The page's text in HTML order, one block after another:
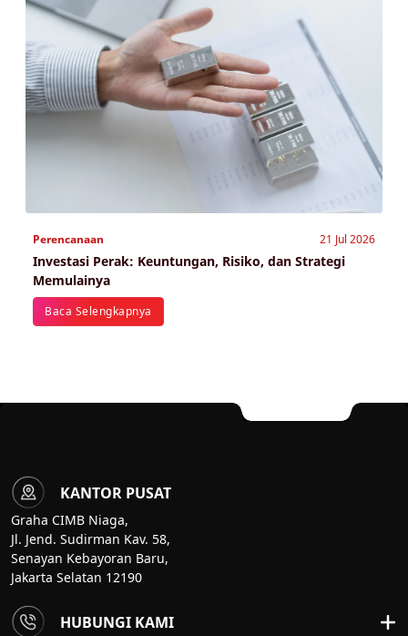
Perencanaan 21 Jul 2026
Investasi Perak: Keuntungan, Risiko, dan Strategi
Memulainya
Baca Selengkapnya
KANTOR PUSAT
Graha CIMB Niaga,
Jl. Jend. Sudirman Kav. 58,
Senayan Kebayoran Baru,
Jakarta Selatan 12190
HUBUNGI KAMI